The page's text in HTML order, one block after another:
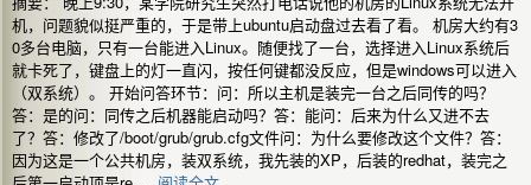
机，问题貌似挺严重的，于是带上ubuntu启动盘过去看了看。 机房大约有3
0多台电脑，只有一台能进入Linux。随便找了一台，选择进入Linux系统后
就卡死了，键盘上的灯一直闪，按任何键都没反应，但是windows可以进入
（双系统）。 开始问答环节：问：所以主机是装完一台之后同传的吗？
答：是的问：同传之后机器能启动吗？答：能问：后来为什么又进不去
了？答：修改了/boot/grub/grub.cfg文件问：为什么要修改这个文件？答：
因为这是一个公共机房，装双系统，我先装的XP，后装的redhat，装完之